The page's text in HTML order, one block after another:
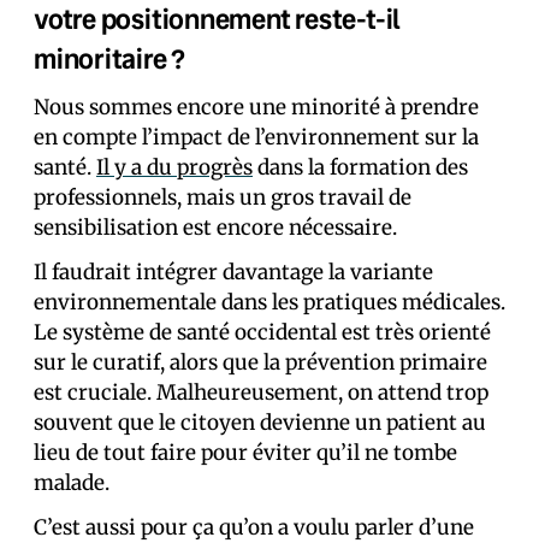
votre positionnement reste-t-il
minoritaire ?
Nous sommes encore une minorité à prendre
en compte l’impact de l’environnement sur la
santé.Il y a du progrèsdans la formation des
professionnels, mais un gros travail de
sensibilisation est encore nécessaire.
Il faudrait intégrer davantage la variante
environnementale dans les pratiques médicales.
Le système de santé occidental est très orienté
sur le curatif, alors que la prévention primaire
est cruciale. Malheureusement, on attend trop
souvent que le citoyen devienne un patient au
lieu de tout faire pour éviter qu’il ne tombe
malade.
C’est aussi pour ça qu’on a voulu parler d’une